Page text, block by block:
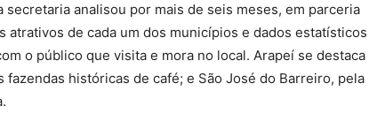
secretaria analisou por mais de seis meses, em parceria
atrativos de cada um dos municípios e dados estatísticos
o público que visita e mora no local. Arapeí se destaca
fazendas históricas de café; e São José do Barreiro, pela